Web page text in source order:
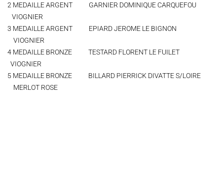
2 MEDAILLE ARGENT GARNIER DOMINIQUE CARQUEFOU
VIOGNIER
3 MEDAILLE ARGENT EPIARD JEROME LE BIGNON
VIOGNIER
4 MEDAILLE BRONZE TESTARD FLORENT LE FUILET
VIOGNIER
5 MEDAILLE BRONZE BILLARD PIERRICK DIVATTE S/LOIRE
MERLOT ROSE